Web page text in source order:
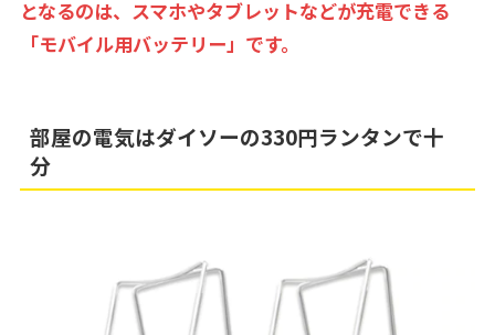
となるのは、スマホやタブレットなどが充電できる
「モバイル用バッテリー」です。
部屋の電気はダイソーの330円ランタンで十
分